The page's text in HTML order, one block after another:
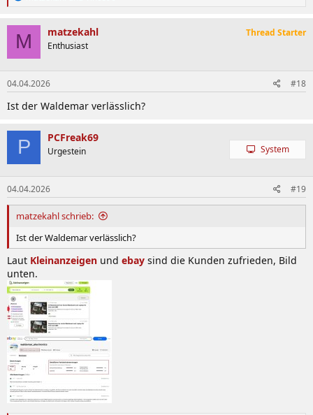
k
t
o
n
e
n
:
M matzekahl
Enthusiast
Thread Starter
04.04.2026 #18
Ist der Waldemar verlässlich?
P PCFreak69
Urgestein System
04.04.2026 #19
matzekahl schrieb:
Ist der Waldemar verlässlich?
Laut Kleinanzeigen und ebay sind die Kunden zufrieden, Bild
unten.